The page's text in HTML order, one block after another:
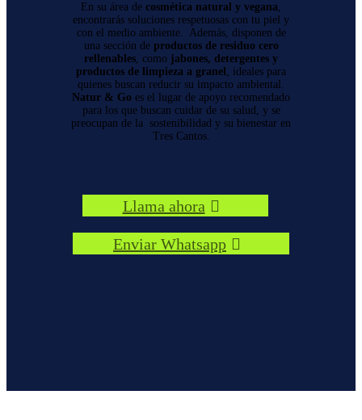
En su área de cosmética natural y vegana,
encontrarás soluciones respetuosas con tu piel y
con el medio ambiente. Además, disponen de
una sección de productos de residuo cero
rellenables, como jabones, detergentes y
productos de limpieza a granel , ideales para
quienes buscan reducir su impacto ambiental.
Natur & Go es el lugar de apoyo recomendado
para los que buscan cuidar de su salud, y se
preocupan de la sostenibilidad y su bienestar en
Tres Cantos.
Llama ahora
Enviar Whatsapp